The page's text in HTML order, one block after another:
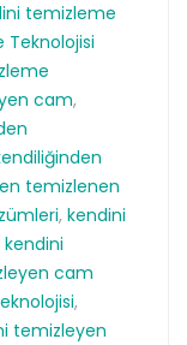
temizleme
Teknolojisi
cam,
temizlenen
, kendini
kendini
cam
,
temizleyen